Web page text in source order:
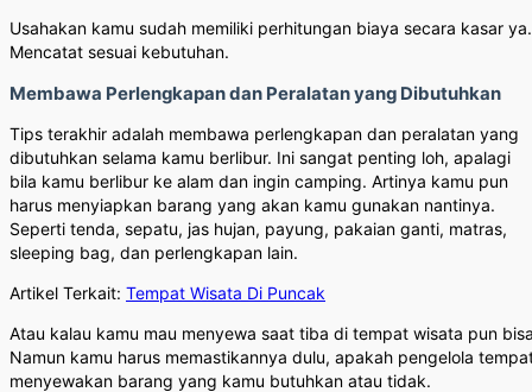
Usahakan kamu sudah memiliki perhitungan biaya secara kasar ya.
Mencatat sesuai kebutuhan.
Membawa Perlengkapan dan Peralatan yang Dibutuhkan
Tips terakhir adalah membawa perlengkapan dan peralatan yang
dibutuhkan selama kamu berlibur. Ini sangat penting loh, apalagi
bila kamu berlibur ke alam dan ingin camping. Artinya kamu pun
harus menyiapkan barang yang akan kamu gunakan nantinya.
Seperti tenda, sepatu, jas hujan, payung, pakaian ganti, matras,
sleeping bag, dan perlengkapan lain.
Artikel Terkait: Tempat Wisata Di Puncak
Atau kalau kamu mau menyewa saat tiba di tempat wisata pun
Namun kamu harus memastikannya dulu, apakah pengelola
menyewakan barang yang kamu butuhkan atau tidak.